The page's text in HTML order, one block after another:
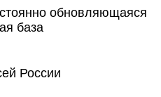
обновляющаяся
база
России